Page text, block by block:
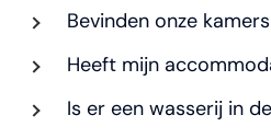
Bevinden onze
Heeft mijn
Is er een wasserij in